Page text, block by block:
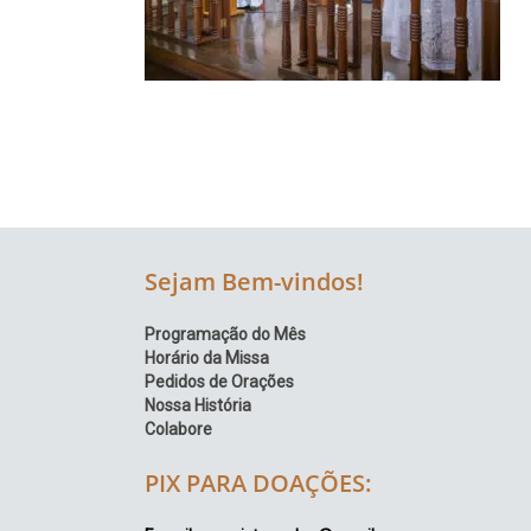
Região
Episcopal
Sé
Sejam Bem-vindos!
Programação do Mês
Horário da Missa
Pedidos de Orações
Nossa História
Colabore
PIX PARA DOAÇÕES: